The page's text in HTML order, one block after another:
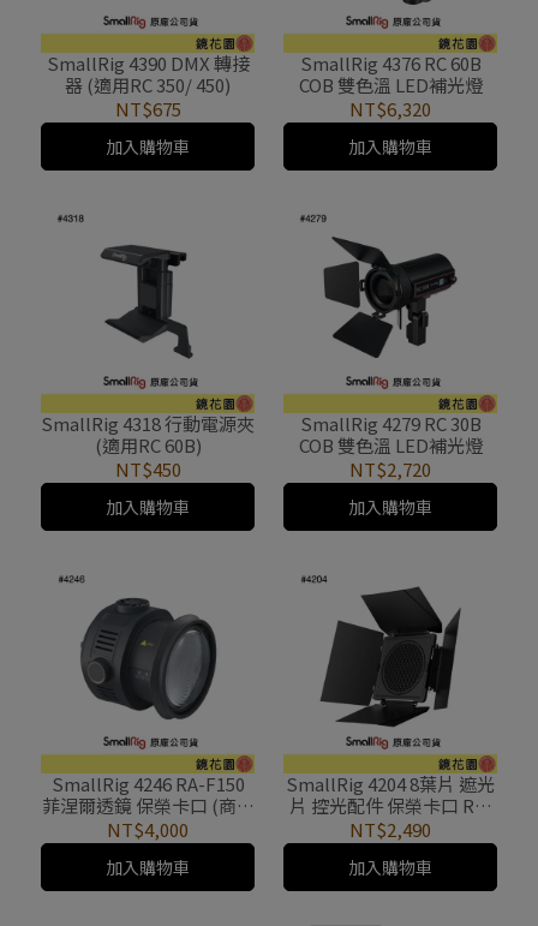
SmallRig 4390 DMX 轉接
器 (適用RC 350/ 450)
NT$675
加入購物車
SmallRig 4376 RC 60B
COB 雙色溫 LED補光燈
NT$6,320
加入購物車
SmallRig 4318 行動電源夾
(適用RC 60B)
NT$450
加入購物車
SmallRig 4279 RC 30B
COB 雙色溫 LED補光燈
NT$2,720
加入購物車
SmallRig 4246 RA-F150
菲涅爾透鏡 保榮卡口 (商品
較大限宅配)
NT$4,000
加入購物車
SmallRig 4204 8葉片 遮光
片 控光配件 保榮卡口 RA-
BD08 (商品較大限宅配)
NT$2,490
加入購物車